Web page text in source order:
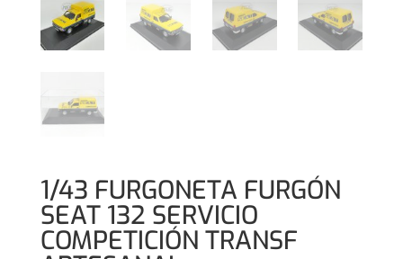
1/43 FURGONETA FURGÓN
SEAT 132 SERVICIO
COMPETICIÓN TRANSF